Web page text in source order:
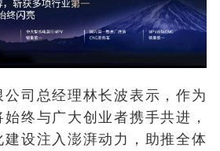
司总经理林长波表示，作为
终与广大创业者携手共进，
设注入澎湃动力，助推全体